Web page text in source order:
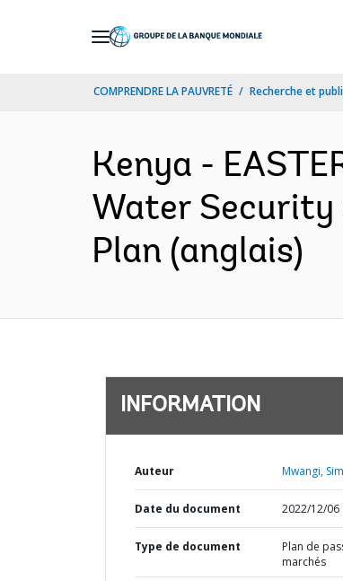
COMPRENDRE LA PAUVRETÉ Recherche et
Kenya -
Water Security
Plan (anglais)
INFORMATION
Auteur Mwangi,
Date du document 2022/12/06
Type de document
Plan de
marchés